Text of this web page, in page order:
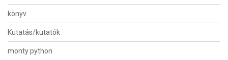
könyv
Kutatás/kutatók
monty python